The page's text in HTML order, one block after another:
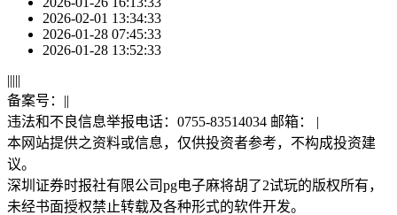
2026-02-01 13:34:33
2026-01-28 07:45:33
2026-01-28 13:52:33
|||||
备案号： ||
违法和不良信息举报电话：0755-83514034 邮箱： |
本网站提供之资料或信息，仅供投资者参考，不构成投资建
议。
深圳证券时报社有限公司pg电子麻将胡了2试玩的版权所有，
未经书面授权禁止转载及各种形式的软件开发。